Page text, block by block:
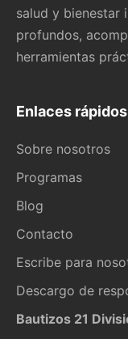
salud y bienestar
profundos,
herramientas
Enlaces rápidos
Sobre nosotros
Programas
Blog
Contacto
Escribe para
Descargo de
Bautizos 21